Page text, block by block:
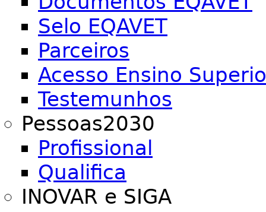
Selo EQAVET
Parceiros
Acesso Ensino
Testemunhos
Pessoas2030
Profissional
Qualifica
INOVAR e SIGA